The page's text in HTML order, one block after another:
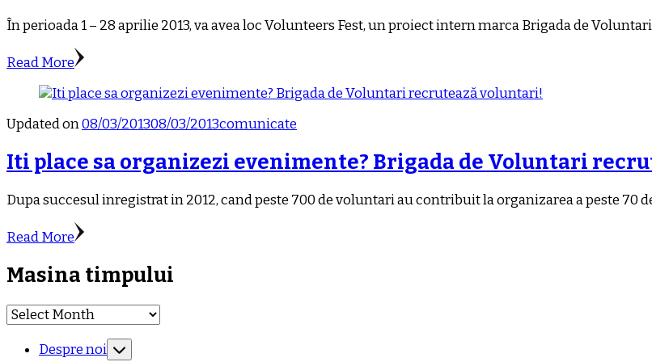
În perioada 1 – 28 aprilie 2013, va avea loc Volunteers Fest, un proiect intern marca Brigada de
Read More
Updated on08/03/201308/03/2013comunicate
Iti place sa organizezi evenimente? Brigada de Voluntari
Dupa succesul inregistrat in 2012, cand peste 700 de voluntari au contribuit la organizarea a peste
Read More
Masina timpului
Masina
timpului
Despre noi